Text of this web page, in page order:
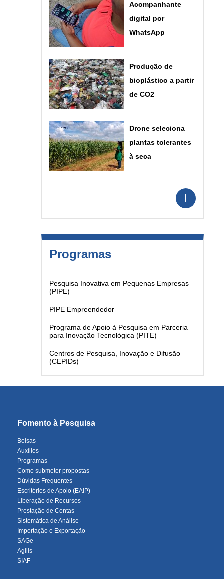
Acompanhante
digital por
WhatsApp
Produção de
bioplástico a partir
de CO2
Drone seleciona
plantas tolerantes
à seca
Programas
Pesquisa Inovativa em Pequenas Empresas
(PIPE)
PIPE Empreendedor
Programa de Apoio à Pesquisa em Parceria
para Inovação Tecnológica (PITE)
Centros de Pesquisa, Inovação e Difusão
(CEPIDs)
Fomento à Pesquisa
Bolsas
Auxílios
Programas
Como submeter propostas
Dúvidas Frequentes
Escritórios de Apoio (EAIP)
Liberação de Recursos
Prestação de Contas
Sistemática de Análise
Importação e Exportação
SAGe
Agilis
SIAF